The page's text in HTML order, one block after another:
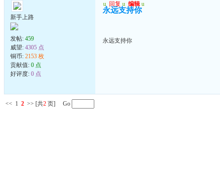
新手上路
发帖: 459
威望: 4305 点
铜币: 2153 枚
贡献值: 0 点
好评度: 0 点
u 回复 u 编辑 u
永远支持你
永远支持你
<< 1 2 >> [共2 页] Go